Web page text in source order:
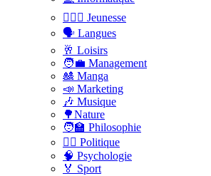
🤸🏽‍♀️ Jeunesse
🗣 Langues
🥂 Loisirs
🧑‍💼 Management
🎎 Manga
📣 Marketing
🎶 Musique
🌳Nature
🧑‍🏫 Philosophie
👨‍⚖️ Politique
🧠 Psychologie
🏅 Sport